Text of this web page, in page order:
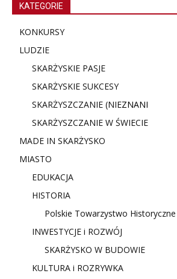
KATEGORIE
KONKURSY
LUDZIE
SKARŻYSKIE PASJE
SKARŻYSKIE SUKCESY
SKARŻYSZCZANIE (NIEZNANI
SKARŻYSZCZANIE W ŚWIECIE
MADE IN SKARŻYSKO
MIASTO
EDUKACJA
HISTORIA
Polskie Towarzystwo Historyczne
INWESTYCJE i ROZWÓJ
SKARŻYSKO W BUDOWIE
KULTURA i ROZRYWKA